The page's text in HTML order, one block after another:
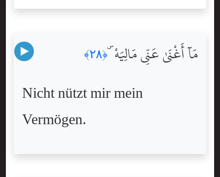
مَآ أَغْنَىٰ عَنِّى مَالِيَهْ ۜ﴿٢٨﴾
Nicht nützt mir mein
Vermögen.